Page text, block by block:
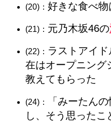
(20)： 好きな食べ物
(21)： 元乃木坂46の
(22)： ラストアイ
在はオープニング
教えてもらった
(24)：
「みーたん
し、そう思った